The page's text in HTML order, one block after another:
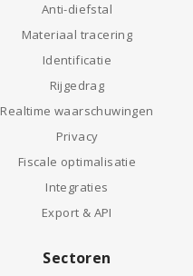
Anti-diefstal
Materiaal tracering
Identificatie
Rijgedrag
Realtime waarschuwingen
Privacy
Fiscale optimalisatie
Integraties
Export & API
Sectoren